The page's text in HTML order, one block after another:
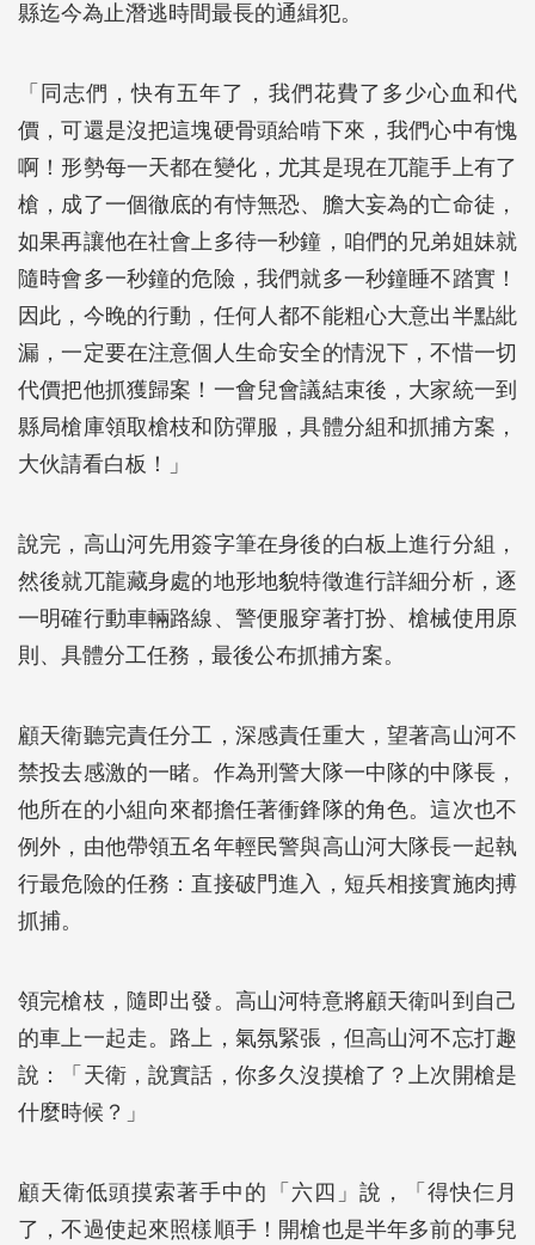
縣迄今為止潛逃時間最長的通緝犯。
「同志們，快有五年了，我們花費了多少心血和代
價，可還是沒把這塊硬骨頭給啃下來，我們心中有愧
啊！形勢每一天都在變化，尤其是現在兀龍手上有了
槍，成了一個徹底的有恃無恐、膽大妄為的亡命徒，
如果再讓他在社會上多待一秒鐘，咱們的兄弟姐妹就
隨時會多一秒鐘的危險，我們就多一秒鐘睡不踏實！
因此，今晚的行動，任何人都不能粗心大意出半點紕
漏，一定要在注意個人生命安全的情況下，不惜一切
代價把他抓獲歸案！一會兒會議結束後，大家統一到
縣局槍庫領取槍枝和防彈服，具體分組和抓捕方案，
大伙請看白板！」
說完，高山河先用簽字筆在身後的白板上進行分組，
然後就兀龍藏身處的地形地貌特徵進行詳細分析，逐
一明確行動車輛路線、警便服穿著打扮、槍械使用原
則、具體分工任務，最後公布抓捕方案。
顧天衛聽完責任分工，深感責任重大，望著高山河不
禁投去感激的一睹。作為刑警大隊一中隊的中隊長，
他所在的小組向來都擔任著衝鋒隊的角色。這次也不
例外，由他帶領五名年輕民警與高山河大隊長一起執
行最危險的任務：直接破門進入，短兵相接實施肉搏
抓捕。
領完槍枝，隨即出發。高山河特意將顧天衛叫到自己
的車上一起走。路上，氣氛緊張，但高山河不忘打趣
說：「天衛，說實話，你多久沒摸槍了？上次開槍是
什麼時候？」
顧天衛低頭摸索著手中的「六四」說，「得快仨月
了，不過使起來照樣順手！開槍也是半年多前的事兒